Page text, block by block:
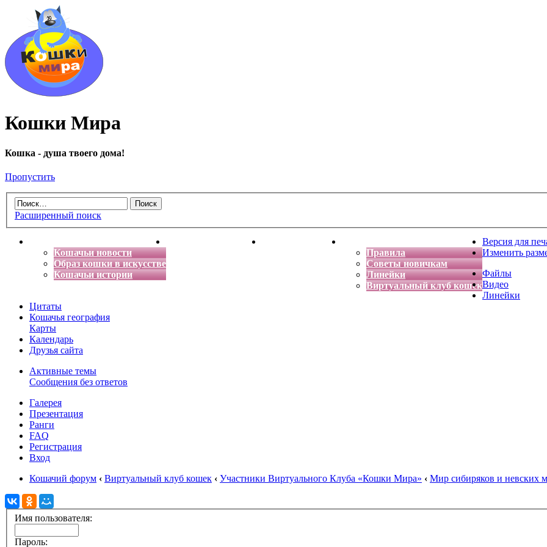
Кошки Мира
Кошка - душа твоего дома!
Пропустить
Расширенный поиск
Кошачьи новости
Образ кошки в искусстве
Кошачьи истории
Энциклопедия кошек Детская фантазия
Правила
Советы новичкам
Линейки
Виртуальный клуб кошек
Версия для
Изменить
Файлы
Видео
Линейки
Цитаты
Кошачья география
Карты
Календарь
Друзья сайта
Активные темы
Сообщения без ответов
Галерея
Презентация
Ранги
FAQ
Регистрация
Вход
Кошачий форум ‹ Виртуальный клуб кошек ‹ Участники Виртуального Клуба «Кошки Мира» ‹ Мир сибиряков и невских
Имя пользователя:
Пароль: